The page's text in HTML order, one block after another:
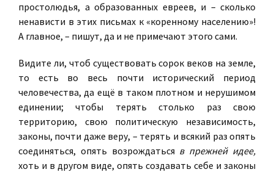
простолюдья, а образованных евреев, и – сколько
ненависти в этих письмах к «коренному населению»!
А главное, – пишут, да и не примечают этого сами.
Видите ли, чтоб существовать сорок веков на земле,
то есть во весь почти исторический период
человечества, да ещё в таком плотном и нерушимом
единении; чтобы терять столько раз свою
территорию, свою политическую независимость,
законы, почти даже веру, – терять и всякий раз опять
соединяться, опять возрождаться в прежней идее,
хоть и в другом виде, опять создавать себе и законы